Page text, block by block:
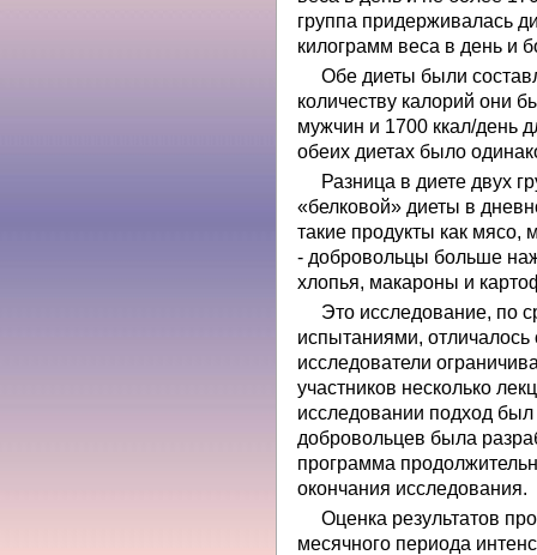
группа придерживалась
килограмм веса в день и
Обе диеты были
количеству калорий они
мужчин и 1700 ккал/день
обеих диетах было
Разница в диете двух
«белковой» диеты в
такие продукты как мясо,
- добровольцы больше
хлопья, макароны и
Это исследование, по
испытаниями,
исследователи
участников несколько
исследовании подход
добровольцев была
программа
окончания исследования.
Оценка результатов
месячного периода